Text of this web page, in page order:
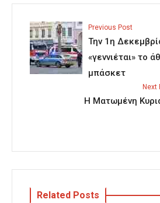
Previous Post
Την 1η
«γεννιέται» το
μπάσκετ
Next
Η Ματωμένη
Related Posts